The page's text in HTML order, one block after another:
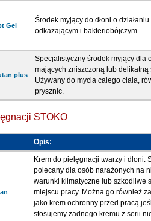
Gel
Środek myjący do dłoni o działaniu
odkażającym i bakteriobójczym.
plus
Specjalistyczny środek myjący dla
mających zniszczoną lub delikatną
Używany do mycia całego ciała,
prysznic.
STOKO
Opis:
Krem do pielęgnacji twarzy i dłoni.
polecany dla osób narażonych na
warunki klimatyczne lub szkodliwe
miejscu pracy. Można go również
jako krem ochronny przed pracą
stosujemy żadnego kremu z serii